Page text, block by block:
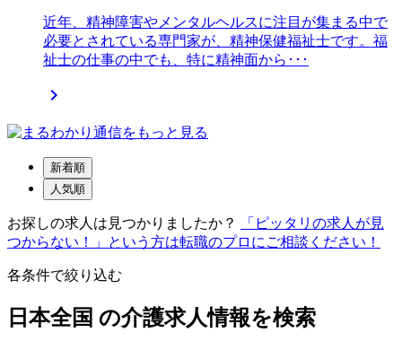
近年、精神障害やメンタルヘルスに注目が集まる中で
必要とされている専門家が、精神保健福祉士です。福
祉士の仕事の中でも、特に精神面から･･･

新着順
人気順
お探しの求人は見つかりましたか？
「ピッタリの求人が見
つからない！」という方は転職のプロにご相談ください！
各条件で絞り込む
日本全国 の介護求人情報を検索